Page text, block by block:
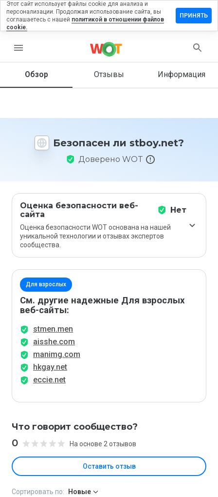
menu
Обзор Отзывы Информация
Безопасен ли stboy.net?
Доверено WOT
Оценка безопасности веб-
сайта
Нет
Оценка безопасности WOT основана на нашей
уникальной технологии и отзывах экспертов
сообщества.
Для взрослых
См. другие надежные Для взрослых
веб-сайты:
stmen.men
aisshe.com
manimg.com
hkgay.net
eccie.net
Что говорит сообщество?
0 На основе 2 отзывов
Оставить отзыв
на
Как бы
этот
Сортировать по: Новые
Этот сайт использует файлы cookie для анализа и
персонализации. Продолжая использование сайта, вы
соглашаетесь с нашей политикой в отношении файлов
cookie.
ПРИНЯТЬ